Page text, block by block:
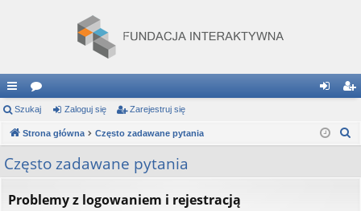
ię
ce
j
or
a og ej
Szukaj Zaloguj się Zarejestruj się
Strona główna Często zadawane pytania
Często zadawane pytania
Problemy z logowaniem i rejestracją